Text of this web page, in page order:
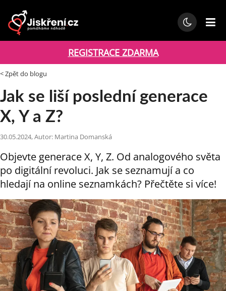
REGISTRACE ZDARMA
< Zpět do blogu
Jak se liší poslední generace
X, Y a Z?
30.05.2024, Autor: Martina Domanská
Objevte generace X, Y, Z. Od analogového světa
po digitální revoluci. Jak se seznamují a co
hledají na online seznamkách? Přečtěte si více!